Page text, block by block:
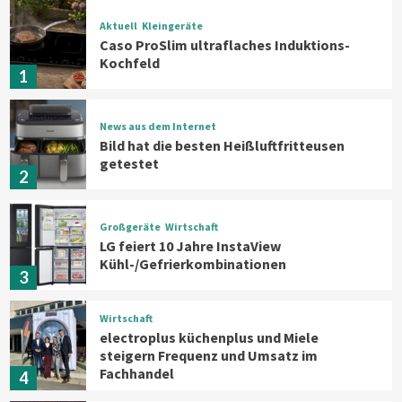
1
Aktuell Kleingeräte
Caso ProSlim ultraflaches Induktions-
Kochfeld
2
News aus dem Internet
Bild hat die besten Heißluftfritteusen
getestet
3
Großgeräte Wirtschaft
LG feiert 10 Jahre InstaView
Kühl-/Gefrierkombinationen
4
Wirtschaft
electroplus küchenplus und Miele
steigern Frequenz und Umsatz im
Fachhandel